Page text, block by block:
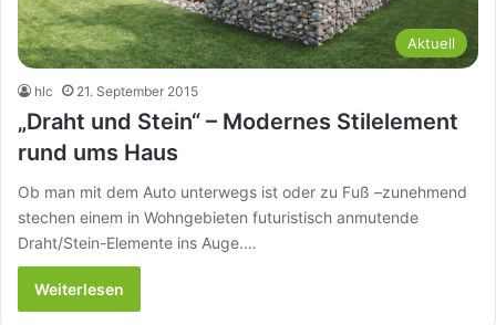
Aktuell
hlc 21. September 2015
„Draht und Stein“ – Modernes Stilelement
rund ums Haus
Ob man mit dem Auto unterwegs ist oder zu Fuß –zunehmend
stechen einem in Wohngebieten futuristisch anmutende
Draht/Stein-Elemente ins Auge.…
Weiterlesen